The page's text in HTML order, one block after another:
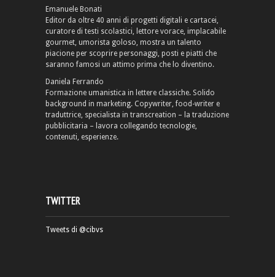
Emanuele Bonati
Editor da oltre 40 anni di progetti digitali e cartacei,
curatore di testi scolastici, lettore vorace, implacabile
gourmet, umorista goloso, mostra un talento
piacione per scoprire personaggi, posti e piatti che
saranno famosi un attimo prima che lo diventino.
Daniela Ferrando
Formazione umanistica in lettere classiche. Solido
background in marketing. Copywriter, food-writer e
traduttrice, specialista in transcreation – la traduzione
pubblicitaria – lavora collegando tecnologie,
contenuti, esperienze.
TWITTER
Tweets di @cibvs